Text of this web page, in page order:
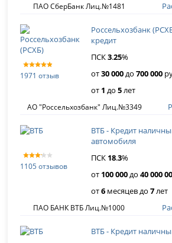
ПАО СберБанк Лиц.№1481
1971 отзыв
Россельхозбанк
кредит
ПСК3.25%
от30 000до700 000
от 1 до5лет
АО "Россельхозбанк" Лиц.№3349
1105 отзывов
ВТБ - Кредит
автомобиля
ПСК 18.3%
от 100 000до40 000
от6 месяцев до7лет
ПАО БАНК ВТБ Лиц.№1000
ВТБ - Кредит